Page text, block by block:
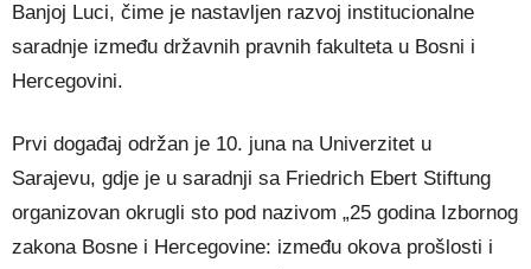
Banjoj Luci, čime je nastavljen razvoj institucionalne
saradnje između državnih pravnih fakulteta u Bosni i
Hercegovini.
Prvi događaj održan je 10. juna na Univerzitet u
Sarajevu, gdje je u saradnji sa Friedrich Ebert Stiftung
organizovan okrugli sto pod nazivom „25 godina Izbornog
zakona Bosne i Hercegovine: između okova prošlosti i